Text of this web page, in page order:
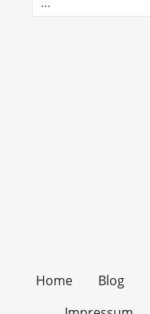
Home Blog